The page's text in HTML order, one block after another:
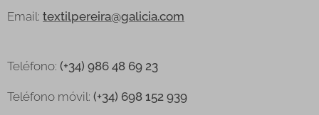
Email: textilpereira@galicia.com
Teléfono: (+34) 986 48 69 23
Teléfono móvil: (+34) 698 152 939